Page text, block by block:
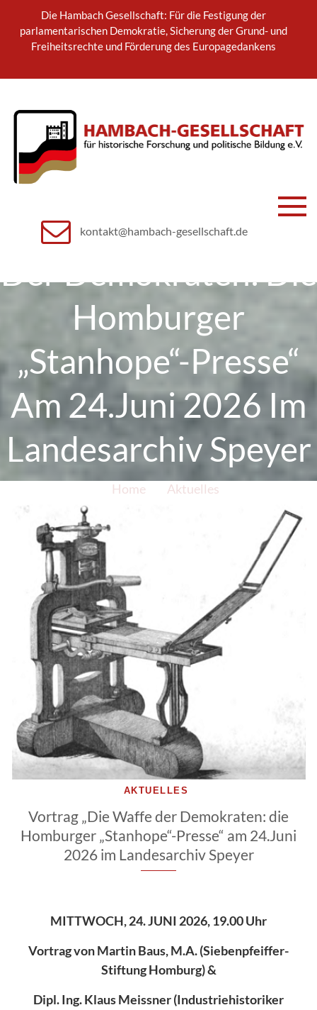
content
Die Hambach Gesellschaft: Für die Festigung der
parlamentarischen Demokratie, Sicherung der Grund- und
Freiheitsrechte und Förderung des Europagedankens
Hambach-
e.V.
für historische Forschung und
politische Bildung e.V.
kontakt@hambach-gesellschaft.de
Vortrag „Die Waffe
Der Demokraten: Die
Homburger
„Stanhope“-Presse“
Am 24.Juni 2026 Im
Landesarchiv Speyer
Home
Aktuelles
Vortrag „Die Waffe Der Demokraten: Die
Homburger „Stanhope“-Presse“ Am 24.Juni 2026
AKTUELLES
Vortrag „Die Waffe der Demokraten: die
Homburger „Stanhope“-Presse“ am 24.Juni
2026 im Landesarchiv Speyer
MITTWOCH, 24. JUNI 2026, 19.00 Uhr
Vortrag von Martin Baus, M.A. (Siebenpfeiffer-
Stiftung Homburg) &
Dipl. Ing. Klaus Meissner (Industriehistoriker